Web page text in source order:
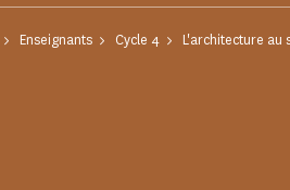
Enseignants Cycle 4 L'architecture